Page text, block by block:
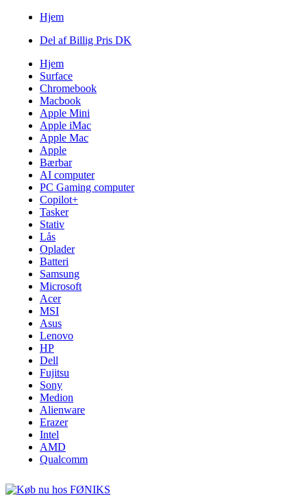
Hjem
Del af Billig Pris DK
Hjem
Surface
Chromebook
Macbook
Apple Mini
Apple iMac
Apple Mac
Apple
Bærbar
AI computer
PC Gaming computer
Copilot+
Tasker
Stativ
Lås
Oplader
Batteri
Samsung
Microsoft
Acer
MSI
Asus
Lenovo
HP
Dell
Fujitsu
Sony
Medion
Alienware
Erazer
Intel
AMD
Qualcomm